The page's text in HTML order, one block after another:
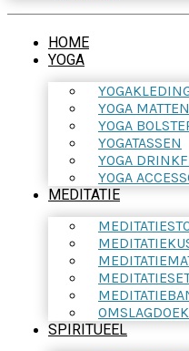
HOME
YOGA
YOGA MATTEN
YOGA
YOGATASSEN
YOGA
YOGA
MEDITATIE
SPIRITUEEL